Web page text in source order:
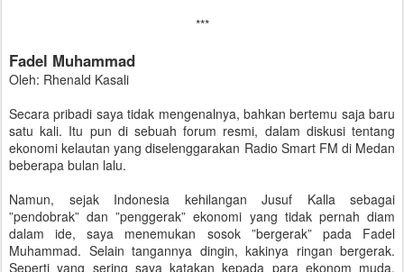
***
Fadel Muhammad
Oleh: Rhenald Kasali
Secara pribadi saya tidak mengenalnya, bahkan bertemu saja baru
satu kali. Itu pun di sebuah forum resmi, dalam diskusi tentang
ekonomi kelautan yang diselenggarakan Radio Smart FM di Medan
beberapa bulan lalu.
Namun, sejak Indonesia kehilangan Jusuf Kalla sebagai
”pendobrak” dan ”penggerak” ekonomi yang tidak pernah diam
dalam ide, saya menemukan sosok ”bergerak” pada Fadel
Muhammad. Selain tangannya dingin, kakinya ringan bergerak.
Seperti yang sering saya katakan kepada para ekonom muda,